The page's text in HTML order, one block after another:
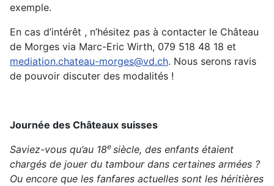
exemple.
En cas d’intérêt , n’hésitez pas à contacter le Château
de Morges via Marc-Eric Wirth, 079 518 48 18 et
mediation.chateau-morges@vd.ch. Nous serons ravis
de pouvoir discuter des modalités !
Journée des Châteaux suisses
Saviez-vous qu’au 18e siècle, des enfants étaient
chargés de jouer du tambour dans certaines armées ?
Ou encore que les fanfares actuelles sont les héritières